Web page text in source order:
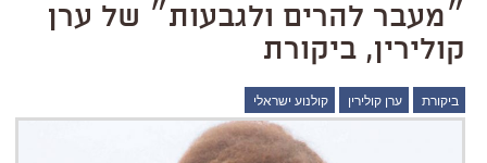
״מעבר להרים ולגבעות״ של ערן
קולירין, ביקורת
ביקורת ערן קולירין קולנוע ישראלי